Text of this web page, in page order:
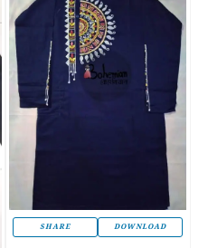
SHARE DOWNLOAD